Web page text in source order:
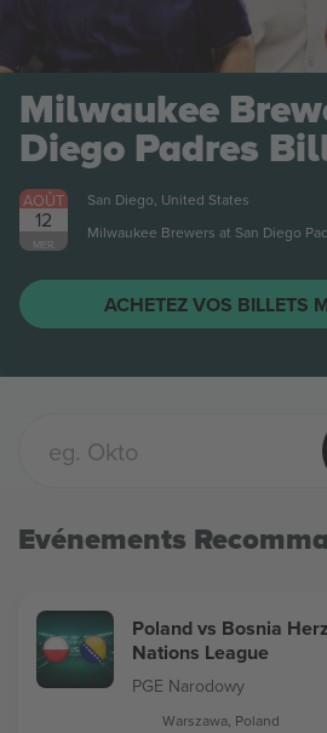
Milwaukee
Diego Padres
AOÛT
12
MER.
San Diego, United States
Milwaukee Brewers at San Diego
ACHETEZ VOS BILLETS
Evénements
Poland vs Bosnia
Nations League
PGE Narodowy
Warszawa, Poland